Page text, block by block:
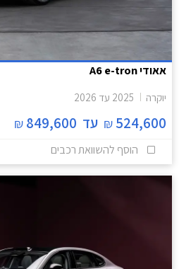
אאודי A6 e-tron
יוקרה 2025 עד 2026
524,600
₪ עד 849,600
₪
הוסף להשוואת רכבים